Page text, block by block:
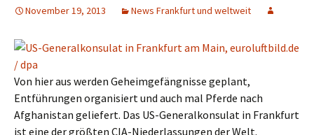
November 19, 2013 News Frankfurt und weltweit
Von hier aus werden Geheimgefängnisse geplant,
Entführungen organisiert und auch mal Pferde nach
Afghanistan geliefert. Das US-Generalkonsulat in Frankfurt
ist eine der größten CIA-Niederlassungen der Welt.